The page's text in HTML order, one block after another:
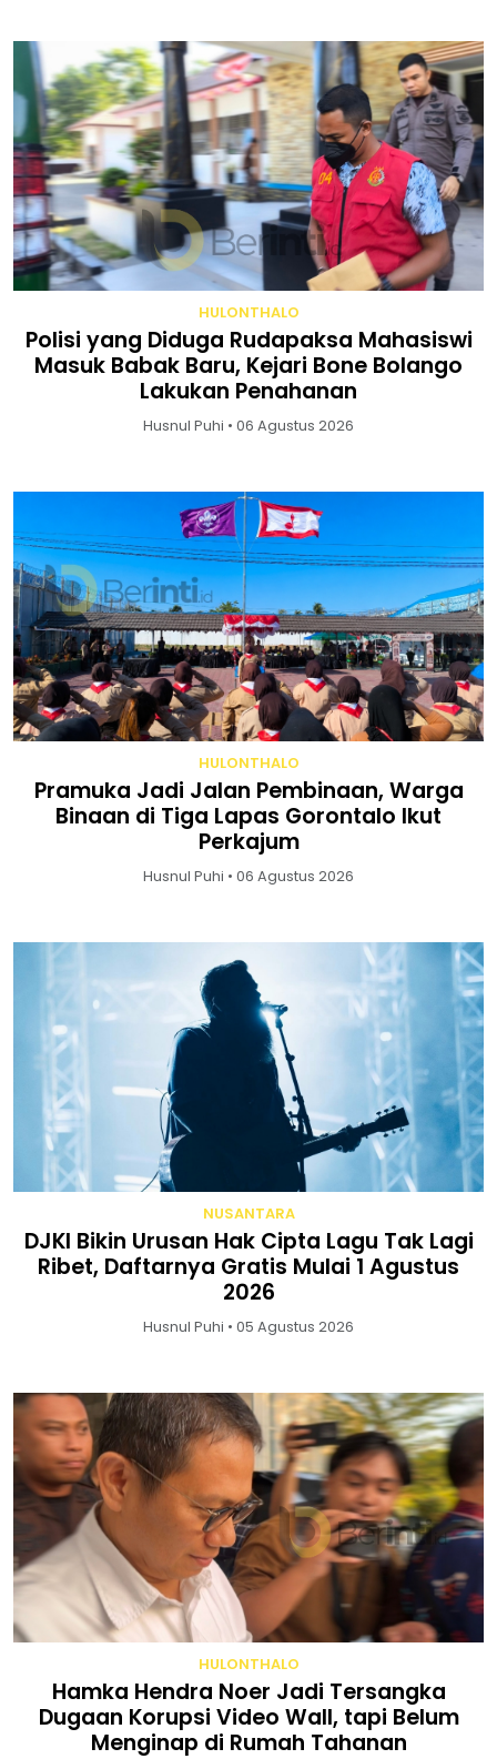
HULONTHALO
Polisi yang Diduga Rudapaksa Mahasiswi
Masuk Babak Baru, Kejari Bone Bolango
Lakukan Penahanan
Husnul Puhi • 06 Agustus 2026
HULONTHALO
Pramuka Jadi Jalan Pembinaan, Warga
Binaan di Tiga Lapas Gorontalo Ikut
Perkajum
Husnul Puhi • 06 Agustus 2026
NUSANTARA
DJKI Bikin Urusan Hak Cipta Lagu Tak Lagi
Ribet, Daftarnya Gratis Mulai 1 Agustus
2026
Husnul Puhi • 05 Agustus 2026
HULONTHALO
Hamka Hendra Noer Jadi Tersangka
Dugaan Korupsi Video Wall, tapi Belum
Menginap di Rumah Tahanan